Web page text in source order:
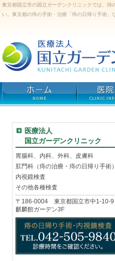
東京都国立市の国立ガーデンクリニックでは、
い。東京都の痔の手術・治療「痔の日帰り手術」
医療法人
国立ガーデンクリニック
胃腸科、内科、外科、皮膚科
肛門科（痔の治療・痔の日帰り手術）
内視鏡検査
その他各種検査
〒186-0004 東京都国立市中1-10-9
麒麟館ガーデン3F